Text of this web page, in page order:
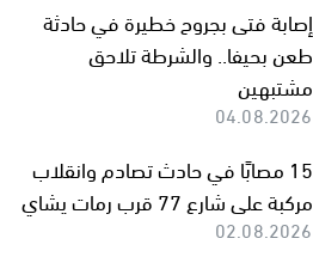
إصابة فتى بجروح خطيرة في حادثة
طعن بحيفا.. والشرطة تلاحق
مشتبهين
04.08.2026
15 مصابًا في حادث تصادم وانقلاب
مركبة على شارع 77 قرب رمات يشاي
02.08.2026